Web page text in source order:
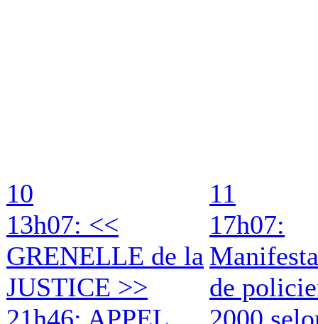
10
13h07: <<
GRENELLE de la
JUSTICE >>
21h46: APPEL
11
17h07:
de
2000